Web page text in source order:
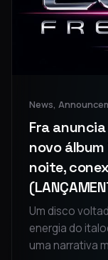
News,
Fra anuncia
novo
noite,
Um disco
energia do
uma narrativa